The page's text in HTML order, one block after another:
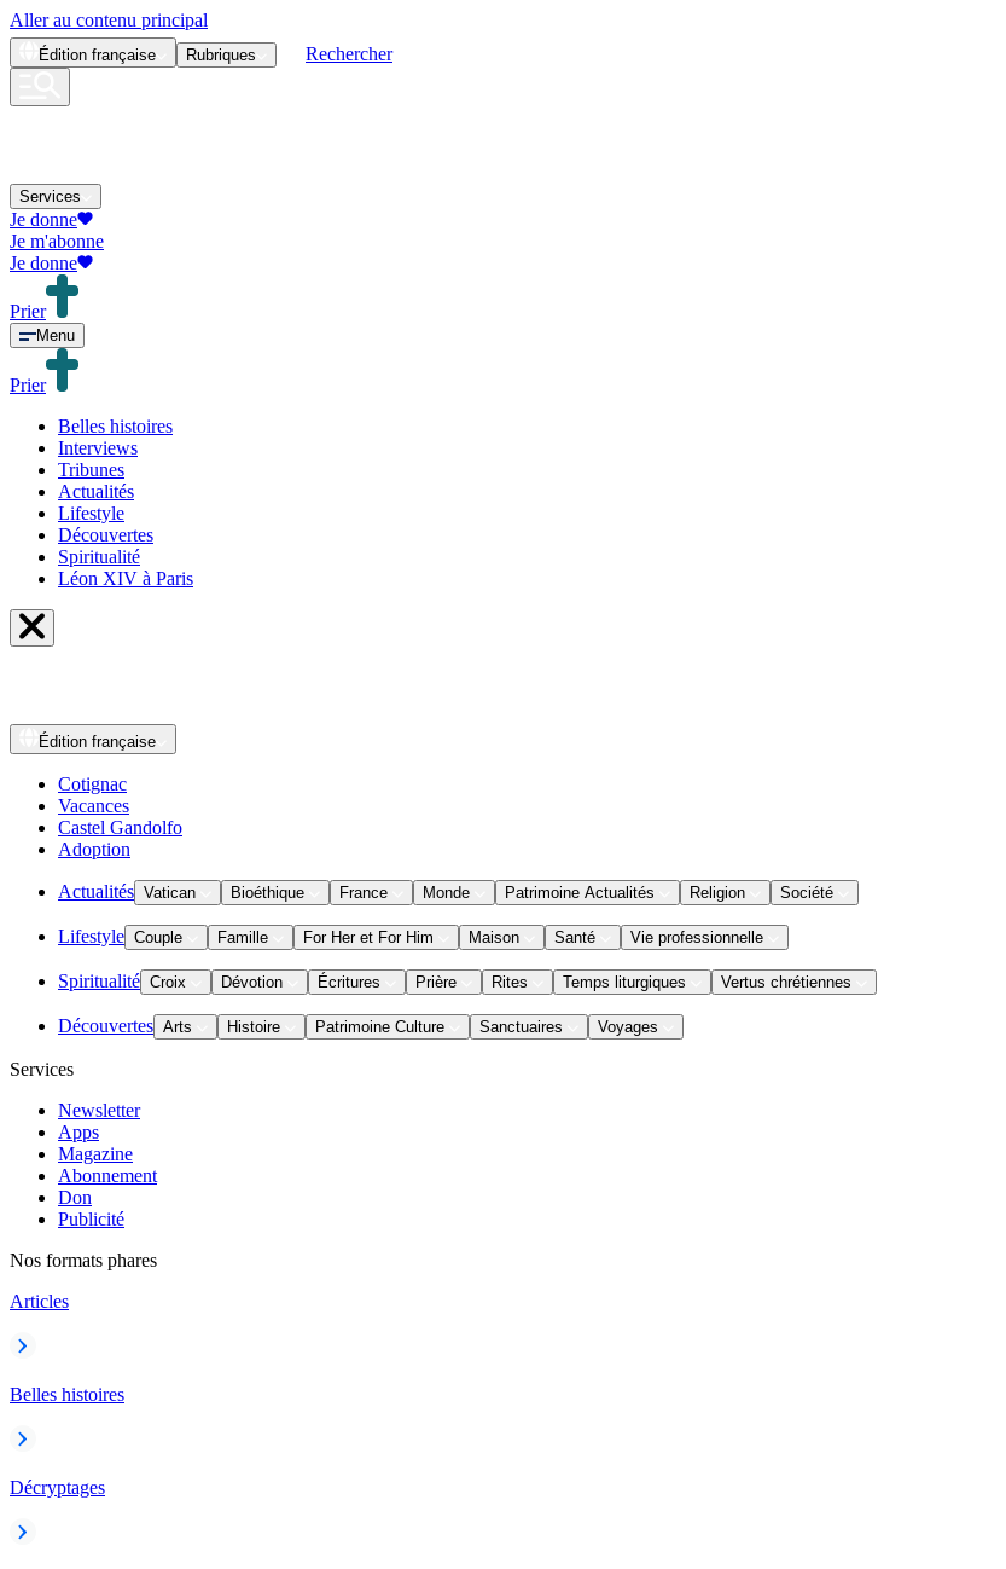
Aller au contenu principal
Édition française Rubriques Rechercher
Services
Je donne
Je m'abonne
Je donne
Prier
Menu
Prier
Belles histoires
Interviews
Tribunes
Actualités
Lifestyle
Découvertes
Spiritualité
Léon XIV à Paris
Édition française
Cotignac
Vacances
Castel Gandolfo
Adoption
Actualités Vatican Bioéthique France Monde Patrimoine Actualités Religion Société
Lifestyle Couple Famille For Her et For Him Maison Santé Vie professionnelle
Spiritualité Croix Dévotion Écritures Prière Rites Temps liturgiques Vertus chrétiennes
Découvertes Arts Histoire Patrimoine Culture Sanctuaires Voyages
Services
Newsletter
Apps
Magazine
Abonnement
Don
Publicité
Nos formats phares
Articles
Belles histoires
Décryptages